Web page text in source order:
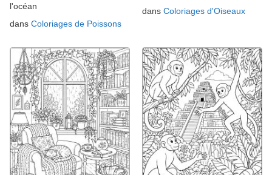
l'océan
dans Coloriages de Poissons
dans Coloriages d'Oiseaux